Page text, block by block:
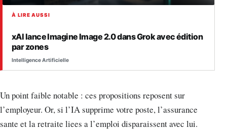
À LIRE AUSSI
xAI lance Imagine Image 2.0 dans Grok avec édition
par zones
Intelligence Artificielle
Un point faible notable : ces propositions reposent sur
l’employeur. Or, si l’IA supprime votre poste, l’assurance
sante et la retraite liees a l’emploi disparaissent avec lui.